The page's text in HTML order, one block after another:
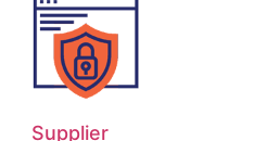
Supplier